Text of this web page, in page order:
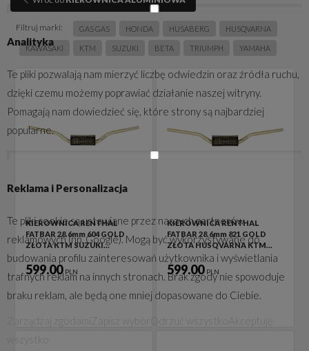
Filtruj marki: GAS GAS HONDA HUSABERG HUSQVARNA
KAWASAKI KTM SUZUKI BETA TRIUMPH YAMAHA
KIEROWNICA RENTHAL
FATBAR 28.6mm 604 GOLD
ZŁOTA KTM SUZUKI…
599.00 PLN
KIEROWNICA RENTHAL
FATBAR 28.6mm 821 GOLD
ZŁOTA HUSQVARNA KTM…
599.00 PLN
Analityka
Te pliki pozwalają nam mierzyć liczbę odwiedzin oraz źródła ruchu,
dzięki czemu możemy poprawiać działanie naszej witryny.
Pomagają nam dowiedzieć się, które strony są najbardziej
popularne.
Reklama i Personalizacja
Te pliki cookie są ustawiane przez naszych partnerów
reklamowych (np. Google). Mogą być wykorzystywane do
budowania profilu zainteresowań użytkownika i wyświetlania
trafnych reklam na innych stronach. Brak zgody nie spowoduje
braku reklam, ale będą one mniej dopasowane do Ciebie.
Zarządzaj zgodami